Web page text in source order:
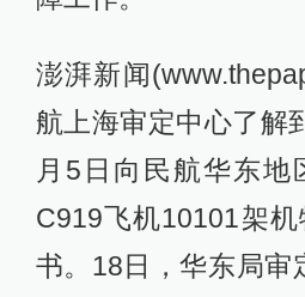
澎湃新闻
航上海审定中心了解
月5日向民航华东地
C919飞机10101架
书。18日，华东局审